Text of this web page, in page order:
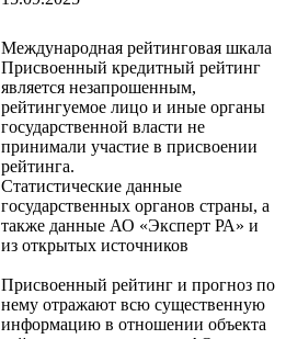
Международная рейтинговая шкала
Присвоенный кредитный рейтинг
является незапрошенным,
рейтингуемое лицо и иные органы
государственной власти не
принимали участие в присвоении
рейтинга.
Статистические данные
государственных органов страны, а
также данные АО «Эксперт РА» и
из открытых источников
Присвоенный рейтинг и прогноз по
нему отражают всю существенную
информацию в отношении объекта